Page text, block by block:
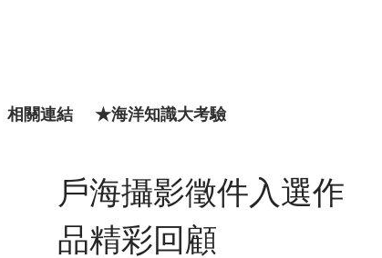
相關連結 ★海洋知識大考驗
戶海攝影徵件入選作
品精彩回顧